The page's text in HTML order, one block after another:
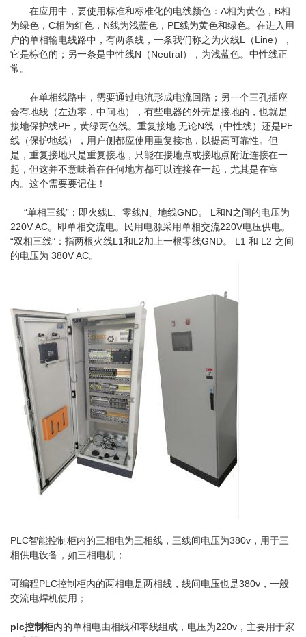
在应用中，要使用标准和标准化的电线颜色：A相为黄色，B相
为绿色，C相为红色，N线为浅蓝色，PE线为黄色和绿色。在进入用
户的单相输电线路中，有两条线，一条我们称之为火线L（Line），
它是棕色的；另一条是中性线N（Neutral），为浅蓝色。中性线正
常。
在单相线路中，需要通过电流形成电流回路；另一个三孔插座
会有地线（左边零，中间地），有些电器的外壳是接地的，也就是
接地保护线PE，黄绿两色线。重复接地 无论N线（中性线）还是PE
线（保护地线），用户侧都应使用重复接地，以提高可靠性。但
是，重复接地只是重复接地，只能在接地点或接地点附近连接在一
起，但这并不意味着在任何地方都可以连接在一起，尤其是在室
内。这个需要要记住！
“单相三线”：即火线L、零线N、地线GND。 L和N之间的电压为
220V AC。即单相交流电。民用电源采用单相交流220V电压供电。
“双相三线”：指两根火线L1和L2加上一根零线GND。 L1 和 L2 之间
的电压为 380V AC。
PLC智能控制柜内的三相电为三相线，三线间电压为380v，用于三
相供电设备，如三相电机；
可编程PLC控制柜内的两相电是两相线，线间电压也是380v，一般
交流电焊机使用；
plc控制柜内的单相电由相线和零线组成，电压为220v，主要用于家